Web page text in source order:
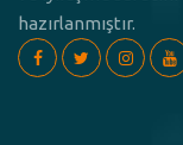
hazırlanmıştır.